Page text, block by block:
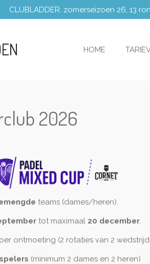
CLUBLADDER: zomerseizoen 26, 13
HOME
2026
teams (dames/heren).
tot maximaal 20 december.
ontmoeting (2 rotaties van 2
(minimum 2 dames en 2 heren)